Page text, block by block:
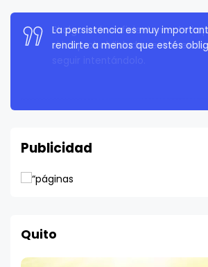
La persistencia es muy
rendirte a menos que estés
Publicidad
Quito